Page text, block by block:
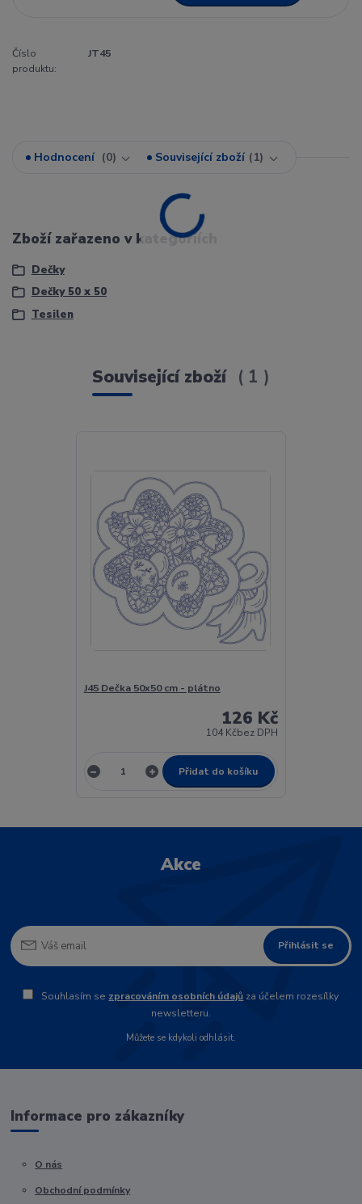
Číslo
produktu:
JT45
Hodnocení 0 Související zboží 1
Zboží zařazeno v kategoriích
Dečky
Dečky 50 x 50
Tesilen
Související zboží 1
J45 Dečka 50x50 cm - plátno
126 Kč
104 Kčbez DPH
Přidat do košíku
Akce
Přihlásit se
Souhlasím se zpracováním osobních údajů za účelem rozesílky
newsletteru.
Můžete se kdykoli odhlásit.
Informace pro zákazníky
O nás
Obchodní podmínky